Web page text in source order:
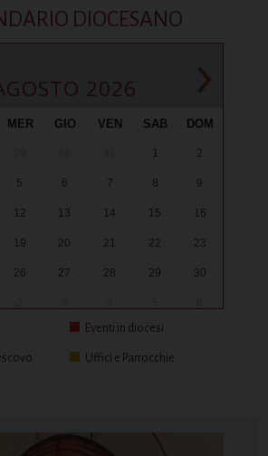
DIOCESANO
2026 ›
MER GIO VEN SAB DOM
1 2
5 6 7 8 9
12 13 14 15 16
19 20 21 22 23
26 27 28 29 30
Eventi in diocesi
Uffici e Parrocchie